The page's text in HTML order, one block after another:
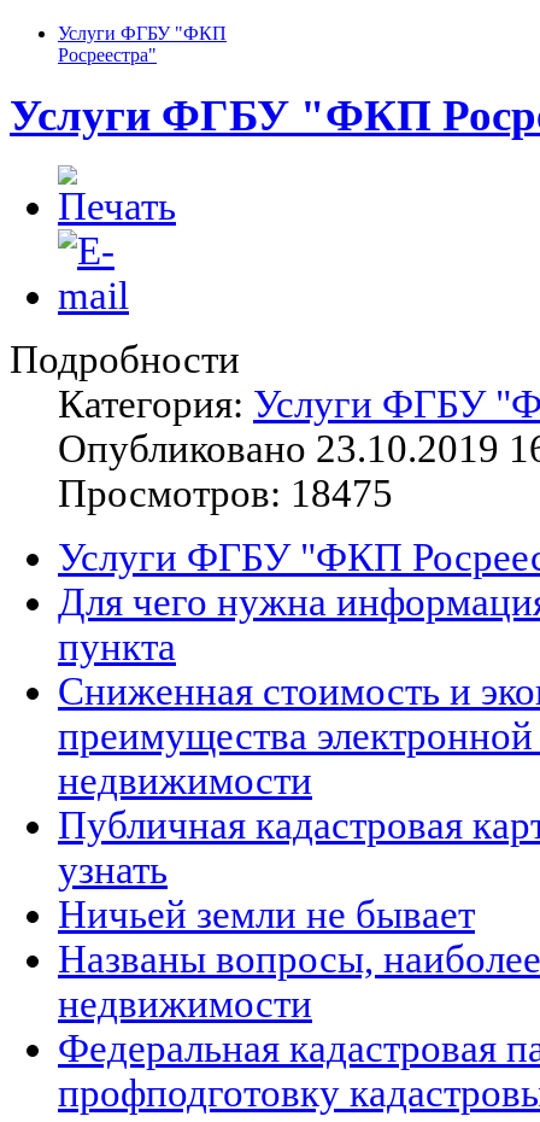
Услуги ФГБУ "ФКП
Росреестра"
Услуги ФГБУ "ФКП
Подробности
Категория: Услуги ФГБУ
Опубликовано 23.10.2019
Просмотров: 18475
Услуги ФГБУ "ФКП
Для чего нужна
пункта
Сниженная стоимость и
преимущества
недвижимости
Публичная кадастровая
узнать
Ничьей земли не бывает
Названы вопросы,
недвижимости
Федеральная кадастровая
профподготовку